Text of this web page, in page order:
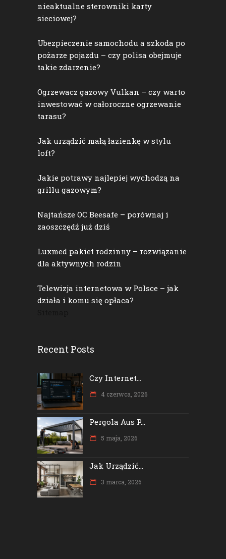
nieaktualne sterowniki karty
sieciowej?
Ubezpieczenie samochodu a szkoda po
pożarze pojazdu – czy polisa obejmuje
takie zdarzenie?
Ogrzewacz gazowy Vulkan – czy warto
inwestować w całoroczne ogrzewanie
tarasu?
Jak urządzić małą łazienkę w stylu
loft?
Jakie potrawy najlepiej wychodzą na
grillu gazowym?
Najtańsze OC Beesafe – porównaj i
zaoszczędź już dziś
Luxmed pakiet rodzinny – rozwiązanie
dla aktywnych rodzin
Telewizja internetowa w Polsce – jak
działa i komu się opłaca?
Recent Posts
Czy Internet...
4 czerwca, 2026
Pergola Aus P...
5 maja, 2026
Jak Urządzić...
3 marca, 2026